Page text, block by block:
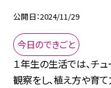
公開日 2024/11/29
今日のできごと
１年生の生活では、チ
観察をし、植え方や育